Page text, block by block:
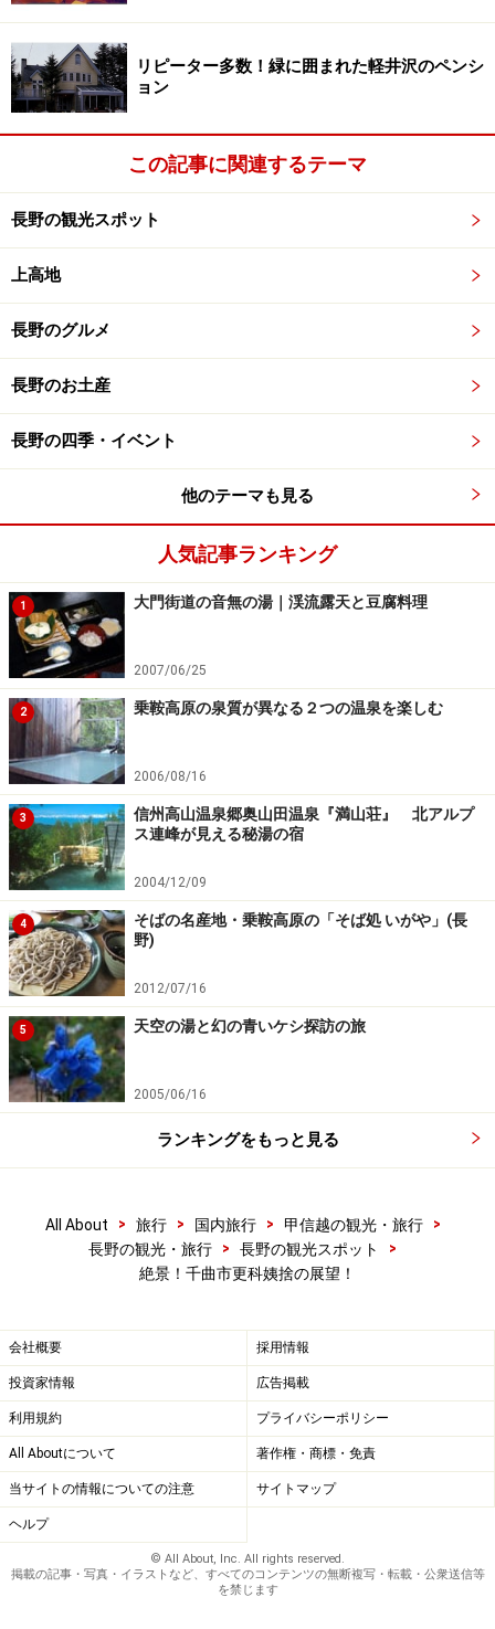
と、いきなり視界が明るく開け、そこに姨捨の景観があ
りました。今でも思い出に残る感動の景色でした。
最初見たときは青い空の下にあった風景でしたが、久し
ぶりに訪れた時のJR)姨捨駅は、あいにくの曇空の下の風
景（右の写真）でした。それでも何時来ても見飽きない
この駅からの景観は、旧国鉄三大車窓（
）の一つに選
ばれた程の景観です。眼下に千曲川、左手に善光寺平
が、右手に棚田の風景が展望出来ます。
今は駅員のいない無人駅ですが、ホームには俳句投句箱
が置かれ、投句された内の優秀作は、全国俳句大会で表
彰されています。
いスイッチバック（急勾配を折り返しながら登るしく
続いて次ページで「長野道姨捨SAなどの姨捨展望台」
紹介>>
・平成19年版：07/09/01
※記事内容は執筆時点のものです。最新の内容をご確認くださ
い。
リピーター多数！緑に囲まれた軽井沢のペンシ
ョン
この記事に関連するテーマ
長野の観光スポット
上高地
長野のグルメ
長野のお土産
長野の四季・イベント
他のテーマも見る
人気記事ランキング
1 大門街道の音無の湯｜渓流露天と豆腐料理
2007/06/25
2 乗鞍高原の泉質が異なる２つの温泉を楽しむ
2006/08/16
3
信州高山温泉郷奥山田温泉『満山荘』 北アルプ
ス連峰が見える秘湯の宿
2004/12/09
4
そばの名産地・乗鞍高原の「そば処 いがや」(長
野)
2012/07/16
5 天空の湯と幻の青いケシ探訪の旅
2005/06/16
ランキングをもっと見る
All About > 旅行 > 国内旅行 > 甲信越の観光・旅行
>
長野の観光・旅行
> 長野の観光スポット
>
絶景！千曲市更科姨捨の展望！
会社概要 採用情報
投資家情報 広告掲載
利用規約 プライバシーポリシー
All Aboutについて 著作権・商標・免責
当サイトの情報についての注意 サイトマップ
ヘルプ
© All About, Inc. All rights reserved.
掲載の記事・写真・イラストなど、すべてのコンテンツの無断複写・転載・公衆送信等
を禁じます